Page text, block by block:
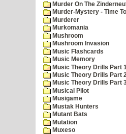
Murder On The
Murder-Mystery - Time
Murderer
Murkomania
Mushroom
Mushroom Invasion
Music Flashcards
Music Memory
Music Theory Drills Part
Music Theory Drills Part
Music Theory Drills Part
Musical Pilot
Musigame
Mustak Hunters
Mutant Bats
Mutation
Muxeso